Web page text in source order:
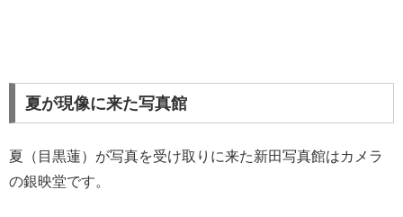
夏が現像に来た写真館
夏（目黒蓮）が写真を受け取りに来た新田写真館はカメラ
の銀映堂です。